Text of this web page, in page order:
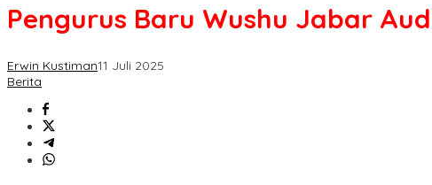
Pengurus Baru Wushu Jabar
Erwin Kustiman11 Juli 2025
Berita